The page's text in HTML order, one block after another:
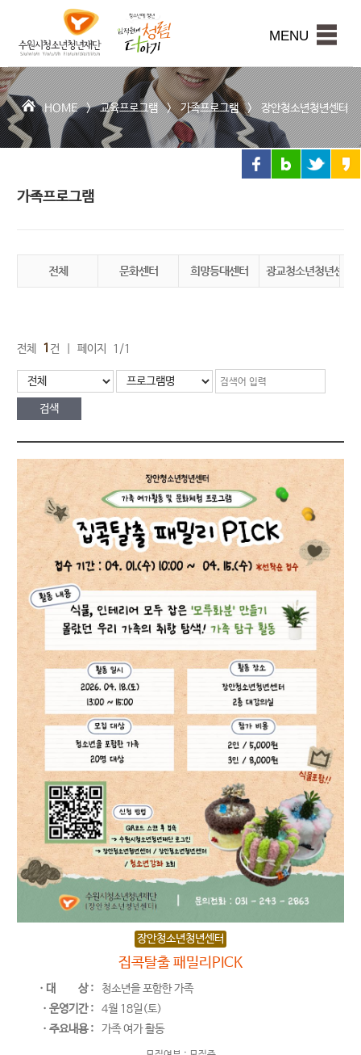
본문내용 바로가기
시
청
소
년
청
년
재
단
MENU
HOME >교육프로그램>가족프로그램>장안청소년청년센터
가족프로그램
전체 문화센터 희망등대센터 광교청소년청년센터
전체 1 건 | 페이지 1/1
장안청소년청년센터
집콕탈출 패밀리PICK
ㆍ대 상 :
청소년을 포함한 가족
ㆍ운영기간 :
4월 18일(토)
ㆍ주요내용 :
가족 여가 활동